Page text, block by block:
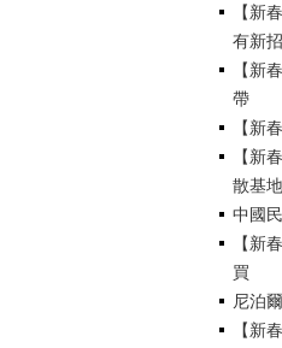
【新
有新招
【新
帶
【新
【新
散基地
中國
【新
買
尼泊
【新